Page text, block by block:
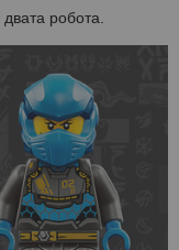
робота.